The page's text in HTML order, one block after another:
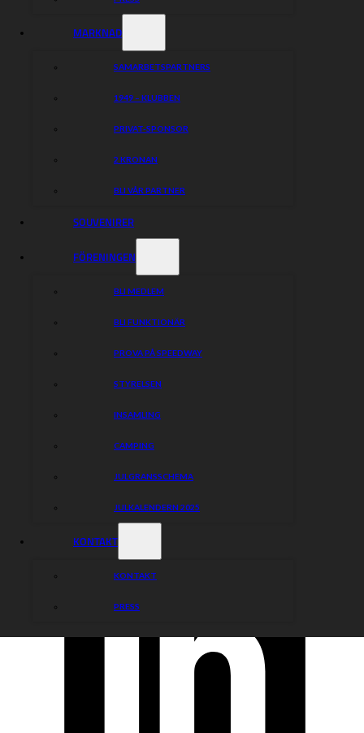
MARKNAD
SAMARBETSPARTNERS
1949 – KLUBBEN
PRIVAT-SPONSOR
2 KRONAN
BLI VÅR PARTNER
SOUVENIRER
FÖRENINGEN
BLI MEDLEM
BLI FUNKTIONÄR
PROVA PÅ SPEEDWAY
STYRELSEN
INSAMLING
CAMPING
JULGRANSSCHEMA
JULKALENDERN 2025
KONTAKT
KONTAKT
PRESS